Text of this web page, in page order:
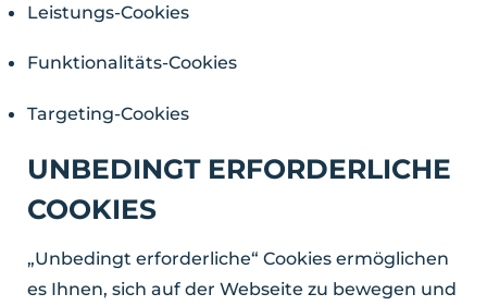
Leistungs-Cookies
Funktionalitäts-Cookies
Targeting-Cookies
UNBEDINGT ERFORDERLICHE
COOKIES
„Unbedingt erforderliche“ Cookies ermöglichen
es Ihnen, sich auf der Webseite zu bewegen und